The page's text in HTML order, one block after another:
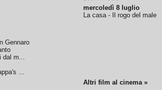
Gennaro
dal m...
...
mercoledì 8 luglio
La casa - Il rogo del male
Altri film al cinema »